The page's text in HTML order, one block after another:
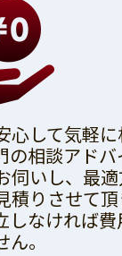
心して気軽に
の相談アドバ
伺いし、最
積りさせて頂
しなければ費
。